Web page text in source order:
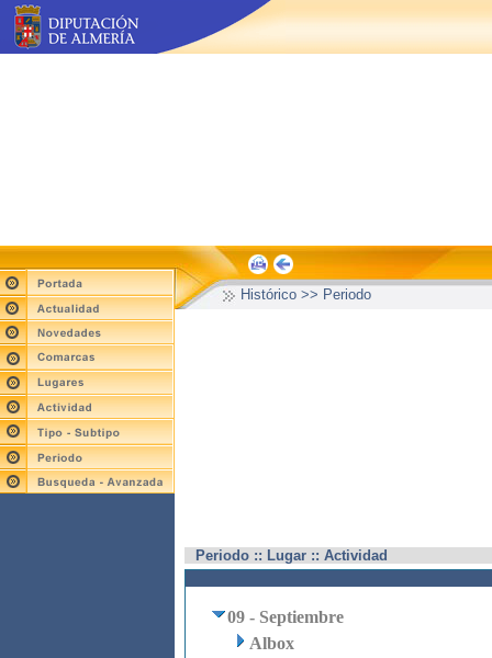
Histórico >> Periodo
Periodo :: Lugar :: Actividad
09 - Septiembre
Albox